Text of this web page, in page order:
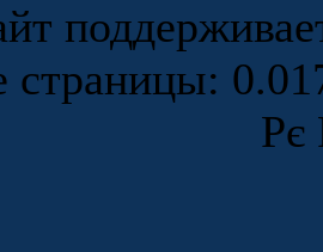
страницы:
Рє